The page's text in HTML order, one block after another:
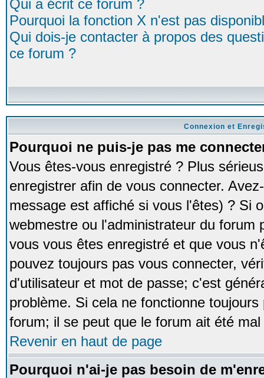
Qui a écrit ce forum ?
Pourquoi la fonction X n'est pas
Qui dois-je contacter à propos des
ce forum ?
Connexion et
Pourquoi ne puis-je pas me
Vous êtes-vous enregistré ? Plus
enregistrer afin de vous connecter.
message est affiché si vous l'êtes) ? Si
webmestre ou l'administrateur du forum
vous vous êtes enregistré et que vous
pouvez toujours pas vous connecter,
d'utilisateur et mot de passe; c'est
problème. Si cela ne fonctionne
forum; il se peut que le forum ait été
Revenir en haut de page
Pourquoi n'ai-je pas besoin de